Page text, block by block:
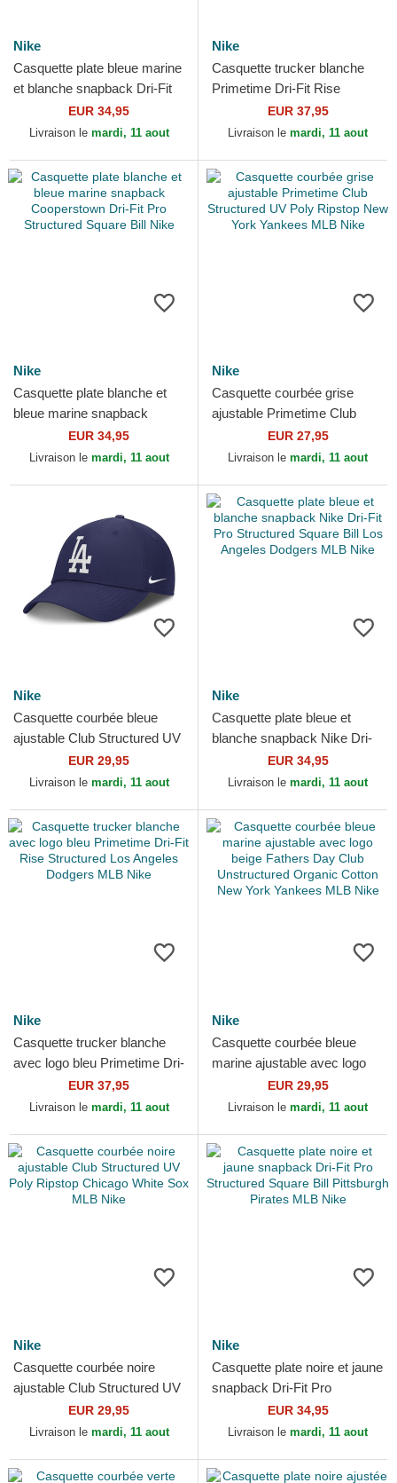
Nike
Casquette plate bleue marine
et blanche snapback Dri-Fit
Pro Structured Square Bill
New York...
EUR 34,95
Livraison le mardi, 11 aout
Nike
Casquette trucker blanche
Primetime Dri-Fit Rise
Structured Chicago White
Sox MLB Nike
EUR 37,95
Livraison le mardi, 11 aout
Nike
Casquette plate blanche et
bleue marine snapback
Cooperstown Dri-Fit Pro
Structured Square Bill Nike
EUR 34,95
Livraison le mardi, 11 aout
Nike
Casquette courbée grise
ajustable Primetime Club
Structured UV Poly Ripstop
New York Yankees MLB...
EUR 27,95
Livraison le mardi, 11 aout
Nike
Casquette courbée bleue
ajustable Club Structured UV
Poly Ripstop Los Angeles
Dodgers MLB Nike
EUR 29,95
Livraison le mardi, 11 aout
Nike
Casquette plate bleue et
blanche snapback Nike Dri-
Fit Pro Structured Square Bill
Los Angeles...
EUR 34,95
Livraison le mardi, 11 aout
Nike
Casquette trucker blanche
avec logo bleu Primetime Dri-
Fit Rise Structured Los
Angeles Dodgers...
EUR 37,95
Livraison le mardi, 11 aout
Nike
Casquette courbée bleue
marine ajustable avec logo
beige Fathers Day Club
Unstructured Organic...
EUR 29,95
Livraison le mardi, 11 aout
Nike
Casquette courbée noire
ajustable Club Structured UV
Poly Ripstop Chicago White
Sox MLB Nike
EUR 29,95
Livraison le mardi, 11 aout
Nike
Casquette plate noire et jaune
snapback Dri-Fit Pro
Structured Square Bill
Pittsburgh Pirates MLB...
EUR 34,95
Livraison le mardi, 11 aout